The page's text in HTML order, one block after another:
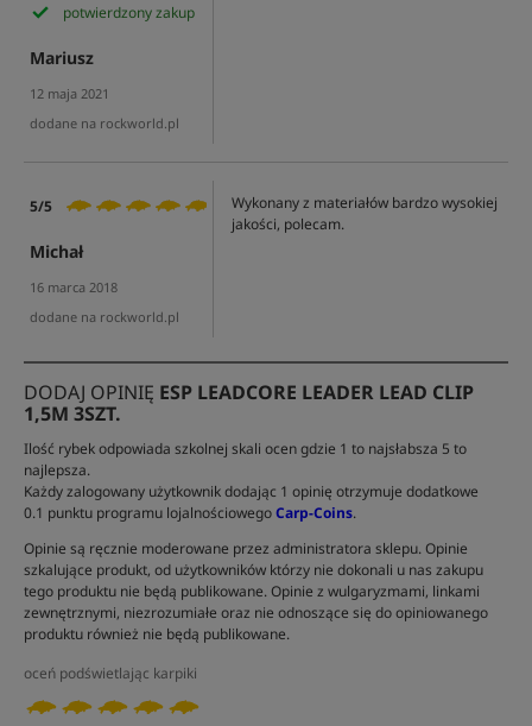
potwierdzony zakup
Mariusz
12 maja 2021
dodane na rockworld.pl
5/5
Michał
16 marca 2018
dodane na rockworld.pl
Wykonany z materiałów bardzo wysokiej
jakości, polecam.
DODAJ OPINIĘ ESP LEADCORE LEADER LEAD CLIP
1,5M 3SZT.
Ilość rybek odpowiada szkolnej skali ocen gdzie 1 to najsłabsza 5 to
najlepsza.
Każdy zalogowany użytkownik dodając 1 opinię otrzymuje dodatkowe
0.1 punktu programu lojalnościowegoCarp-Coins.
Opinie są ręcznie moderowane przez administratora sklepu. Opinie
szkalujące produkt, od użytkowników którzy nie dokonali u nas zakupu
tego produktu nie będą publikowane. Opinie z wulgaryzmami, linkami
zewnętrznymi, niezrozumiałe oraz nie odnoszące się do opiniowanego
produktu również nie będą publikowane.
oceń podświetlając karpiki